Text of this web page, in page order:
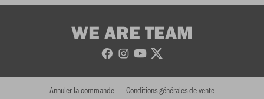
WE ARE TEAM
Annuler la commande
Conditions générales de vente